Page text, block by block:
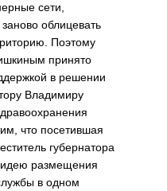
сети,
облицевать
Поэтому
принято
в решении
Владимиру
что посетившая
губернатора
размещения
в одном